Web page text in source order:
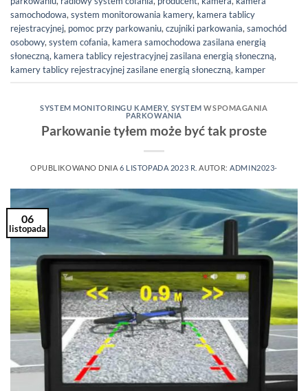
samochodowa, system monitorowania kamery, kamera tablicy
rejestracyjnej, pomoc przy parkowaniu, czujniki parkowania, samochód
osobowy, system cofania, kamera samochodowa zasilana energią
słoneczną, kamera tablicy rejestracyjnej zasilana energią słoneczną,
kamery tablicy rejestracyjnej zasilane energią słoneczną, kamper
SYSTEM MONITORINGU KAMERY, SYSTEM WSPOMAGANIA
PARKOWANIA
Parkowanie tyłem może być tak proste
OPUBLIKOWANO DNIA6 LISTOPADA 2023 R. AUTOR:ADMIN2023-
06
listopada